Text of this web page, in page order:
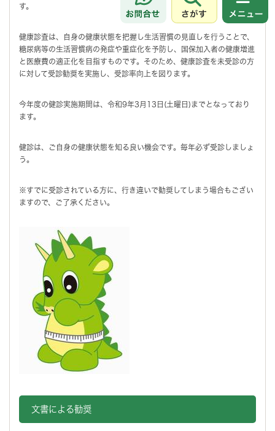
さがす
す。
健康診査は、自身の健康状態を把握し生活習慣の見直しを行うことで、
糖尿病等の生活習慣病の発症や重症化を予防し、国保加入者の健康増進
と医療費の適正化を目指すものです。そのため、健康診査を未受診の方
に対して受診勧奨を実施し、受診率向上を図ります。
今年度の健診実施期間は、令和9年3月13日(土曜日)までとなっており
ます。
健診は、ご自身の健康状態を知る良い機会です。毎年必ず受診しましょ
う。
※すでに受診されている方に、行き違いで勧奨してしまう場合もござい
ますので、ご了承ください。
文書による勧奨